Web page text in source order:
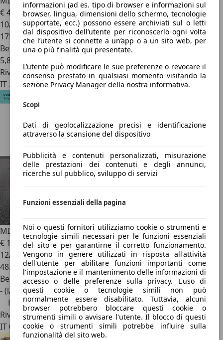
informazioni (ad es. tipo di browser e informazioni sul
browser, lingua, dimensioni dello schermo, tecnologie
supportate, ecc.) possono essere archiviati sul o letti
dal dispositivo dell’utente per riconoscerlo ogni volta
che l’utente si connette a un’app o a un sito web, per
una o più finalità qui presentate.
L’utente può modificare le sue preferenze o revocare il
consenso prestato in qualsiasi momento visitando la
sezione Privacy Manager della nostra informativa.
Scopi
Dati di geolocalizzazione precisi e identificazione
attraverso la scansione del dispositivo
Pubblicità e contenuti personalizzati, misurazione
delle prestazioni dei contenuti e degli annunci,
ricerche sul pubblico, sviluppo di servizi
Funzioni essenziali della pagina
Noi o questi fornitori utilizziamo cookie o strumenti e
tecnologie simili necessari per le funzioni essenziali
del sito e per garantirne il corretto funzionamento.
Vengono in genere utilizzati in risposta all'attività
dell'utente per abilitare funzioni importanti come
l'impostazione e il mantenimento delle informazioni di
accesso o delle preferenze sulla privacy. L'uso di
questi cookie o tecnologie simili non può
normalmente essere disabilitato. Tuttavia, alcuni
browser potrebbero bloccare questi cookie o
strumenti simili o avvisare l'utente. Il blocco di questi
cookie o strumenti simili potrebbe influire sulla
funzionalità del sito web.
€ 4.000
10/2007
175.500 km
Benzina
5,8 l/100 km (comb.)
Rivenditore
IT 20099
MINI CooperMini IV F56 2021 3p 3p 1.5 Classic
€ 17.8001 € 18.800,-
12/2022
48.735 km
Benzina
- (l/100 km)
Prezzo ribassato
Rivenditore
IT 00137